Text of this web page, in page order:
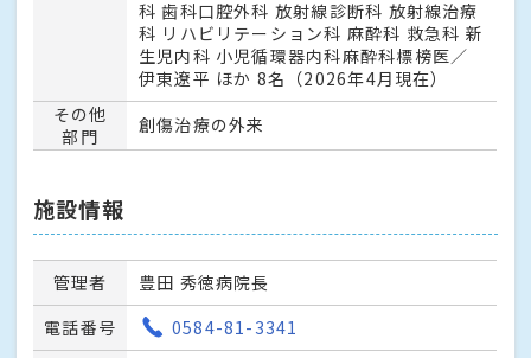
科 歯科口腔外科 放射線診断科 放射線治療
科 リハビリテーション科 麻酔科 救急科 新
生児内科 小児循環器内科麻酔科標榜医／
伊東遼平 ほか 8名（2026年4月現在）
その他
部門
創傷治療の外来
施設情報
管理者
豊田 秀徳病院長
電話番号
0584-81-3341